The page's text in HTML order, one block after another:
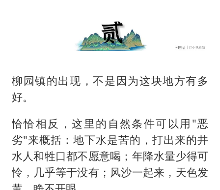
柳园镇的出现，不是因为这块地方有多
好。
恰恰相反，这里的自然条件可以用"恶
劣"来概括：地下水是苦的，打出来的井
水人和牲口都不愿意喝；年降水量少得可
怜，几乎等于没有；风沙一起来，天色发